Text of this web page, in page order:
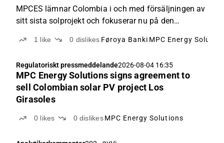
MPCES lämnar Colombia i och med försäljningen av
sitt sista solprojekt och fokuserar nu på den
den nedersta raden under Q2 tack vare en stark
guidning, och SMS landar ytterligare en MR-order
hos en återkommande ukrainsk kund.
1 like 0 dislikes Føroya Banki MPC Energy
Regulatoriskt pressmeddelande2026-08-04 16:35
MPC Energy Solutions signs agreement to
sell Colombian solar PV project Los
Girasoles
0 likes 0 dislikes MPC Energy Solutions